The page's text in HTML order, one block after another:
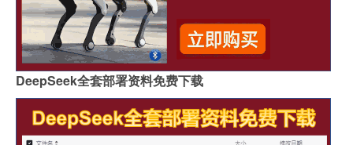
DeepSeek全套部署资料免费下载